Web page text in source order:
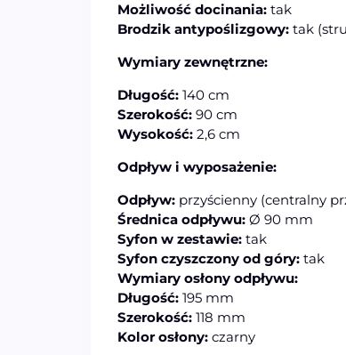
Możliwość docinania: tak
Brodzik antypoślizgowy: tak
Wymiary zewnętrzne:
Długość: 140 cm
Szerokość: 90 cm
Wysokość: 2,6 cm
Odpływ i wyposażenie:
Odpływ: przyścienny (centralny
Średnica odpływu: Ø 90 mm
Syfon w zestawie: tak
Syfon czyszczony od góry: tak
Wymiary osłony odpływu:
Długość: 195 mm
Szerokość: 118 mm
Kolor osłony: czarny